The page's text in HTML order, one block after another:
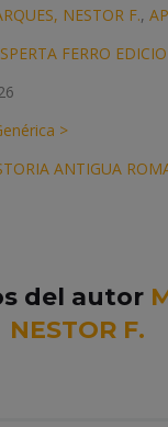
NESTOR F.,
FERRO
>
ANTIGUA
del autor
NESTOR F.